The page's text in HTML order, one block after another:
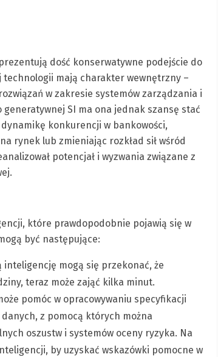
dość konserwatywne podejście do
mają charakter wewnętrzny –
w zakresie systemów zarządzania i
SI ma ona jednak szansę stać
konkurencji w bankowości,
rynek lub zmieniając rozkład sił wśród
potencjał i wyzwania związane z
które prawdopodobnie pojawią się w
być następujące:
inteligencję mogą się przekonać, że
teraz może zająć kilka minut.
pomóc w opracowywaniu specyfikacji
z pomocą których można
oszustw i systemów oceny ryzyka. Na
by uzyskać wskazówki pomocne w